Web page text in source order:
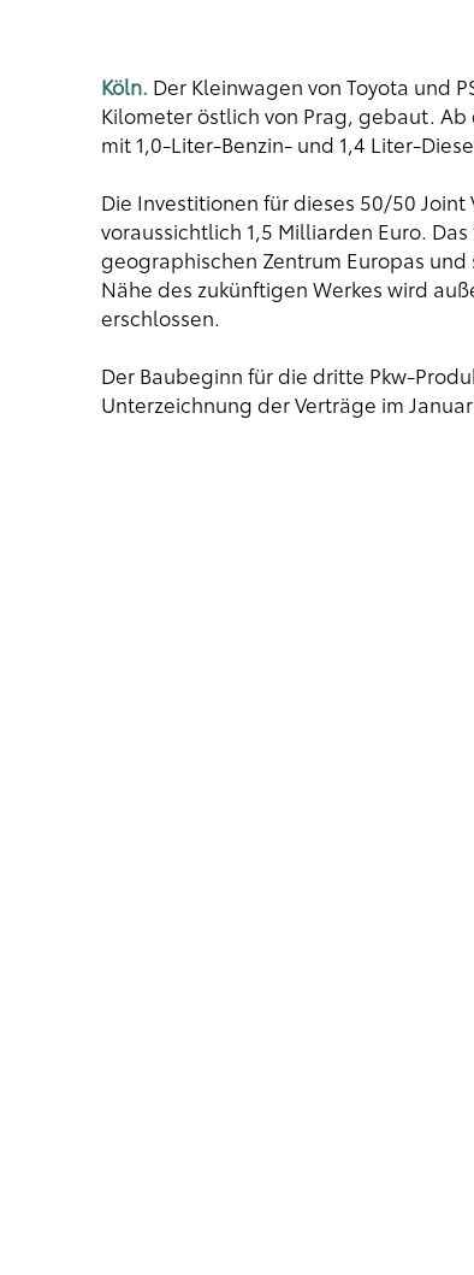
Köln. Der Kleinwagen von Toyota und
Kilometer östlich von Prag, gebaut.
mit 1,0-Liter-Benzin- und 1,4 Liter-
Die Investitionen für dieses 50/50
voraussichtlich 1,5 Milliarden Euro.
geographischen Zentrum Europas
Nähe des zukünftigen Werkes wird
erschlossen.
Der Baubeginn für die dritte Pkw-
Unterzeichnung der Verträge im Januar